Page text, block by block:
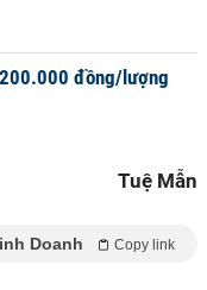
đồng/lượng
Tuệ Mẫn
Doanh Copy link